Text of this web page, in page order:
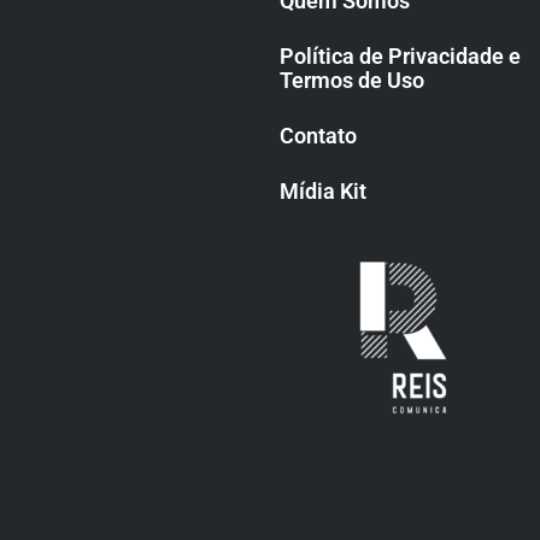
Política de Privacidade e
Termos de Uso
Contato
Mídia Kit